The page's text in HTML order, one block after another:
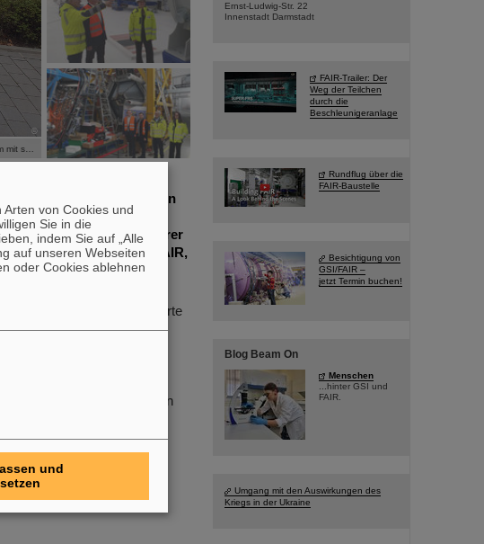
©
besuchte GSI/FAIR
Aktivitäten
zu informieren.
Geschäftsführer
von GSI und FAIR,
Dr. Ingo Peter aus der
Stand der Bauarbeiten, führte
befindlichen
mit
zentrale
FRS sowie eines der
Anlage bot u.a. Einblicke in
HADES und R3B.
der Bedeutung des FAIR-
Ernst-Ludwig-Str. 22
Innenstadt Darmstadt
FAIR-Trailer: Der
Weg der Teilchen
durch die
Beschleunigeranlage
Rundflug über die
FAIR-Baustelle
Besichtigung von
GSI/FAIR –
jetzt Termin buchen!
Blog Beam On
Menschen
...hinter GSI und
FAIR.
Umgang mit den Auswirkungen des
Kriegs in der Ukraine
Arten von Cookies und
Sie in die
indem Sie auf „Alle
auf unseren Webseiten
oder Cookies ablehnen
und